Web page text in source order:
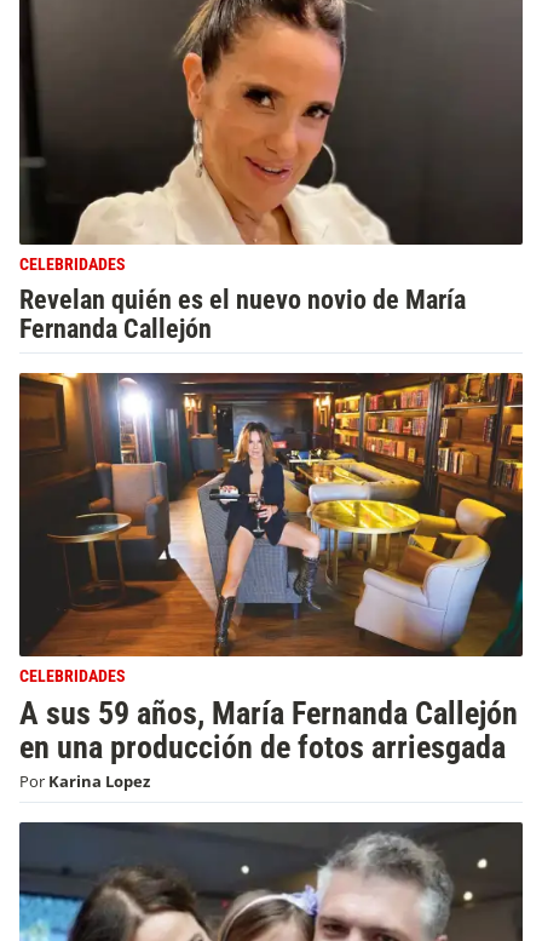
CELEBRIDADES
Revelan quién es el nuevo novio de María
Fernanda Callejón
CELEBRIDADES
A sus 59 años, María Fernanda Callejón
en una producción de fotos arriesgada
Por Karina Lopez